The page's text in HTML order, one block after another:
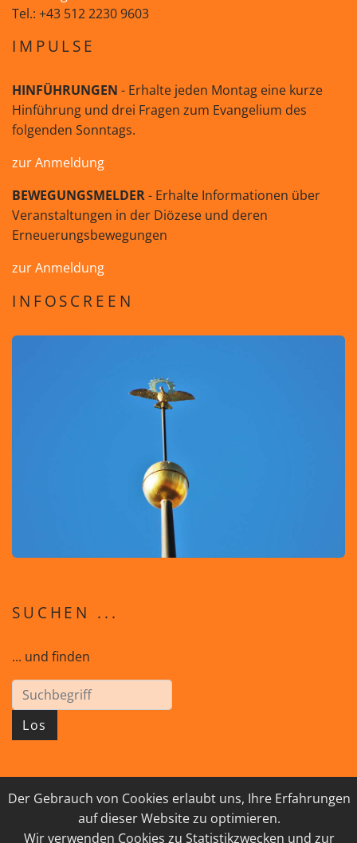
Der Gebrauch von Cookies erlaubt uns, Ihre Erfahrungen
auf dieser Website zu optimieren.
Wir verwenden Cookies zu Statistikzwecken und zur
Tel.: +43 512 2230 9603
IMPULSE
HINFÜHRUNGEN - Erhalte jeden Montag eine kurze
Hinführung und drei Fragen zum Evangelium des
folgenden Sonntags.
zur Anmeldung
BEWEGUNGSMELDER- Erhalte Informationen über
Veranstaltungen in der Diözese und deren
Erneuerungsbewegungen
zur Anmeldung
INFOSCREEN
SUCHEN ...
... und finden
Los
© 2026 GEISTreich - Diözese Innsbruck
IMPRESSUM
LINKSAMMLUNG